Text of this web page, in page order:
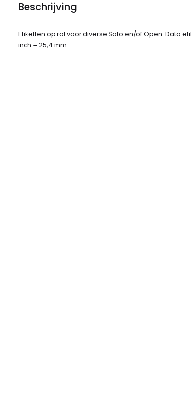
Beschrijving
Etiketten op rol voor diverse Sato en/of Open-Data
inch = 25,4 mm.